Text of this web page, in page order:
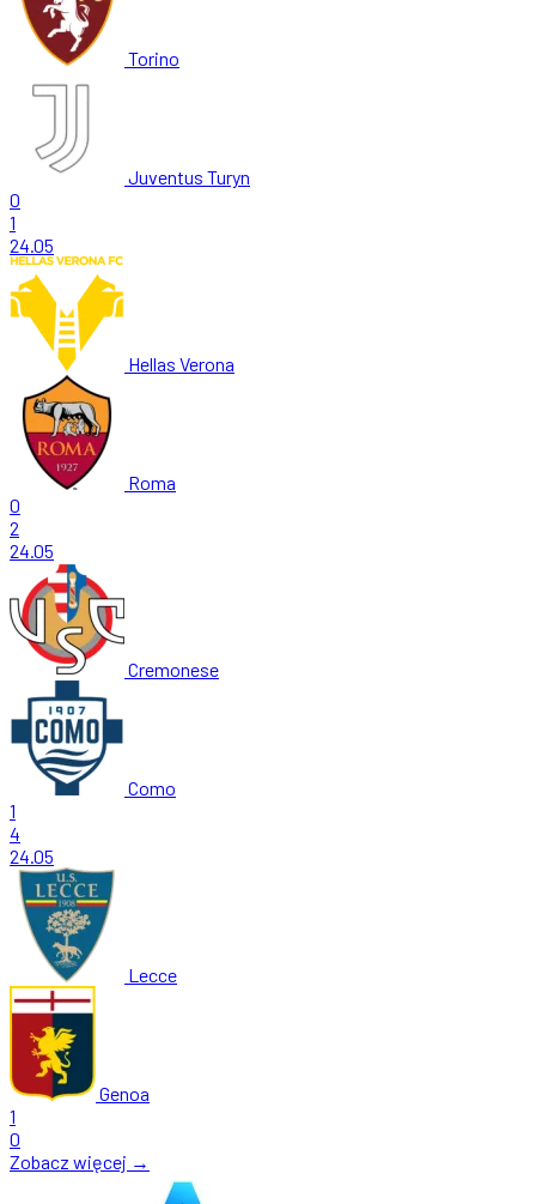
Torino
Juventus Turyn
0
1
24.05
Hellas Verona
Roma
0
2
24.05
Cremonese
Como
1
4
24.05
Lecce
Genoa
1
0
Zobacz więcej →